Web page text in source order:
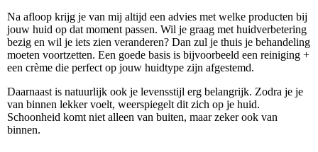
Na afloop krijg je van mij altijd een advies met welke producten bij
jouw huid op dat moment passen. Wil je graag met huidverbetering
bezig en wil je iets zien veranderen? Dan zul je thuis je behandeling
moeten voortzetten. Een goede basis is bijvoorbeeld een reiniging +
een crème die perfect op jouw huidtype zijn afgestemd.
Daarnaast is natuurlijk ook je levensstijl erg belangrijk. Zodra je je
van binnen lekker voelt, weerspiegelt dit zich op je huid.
Schoonheid komt niet alleen van buiten, maar zeker ook van
binnen.